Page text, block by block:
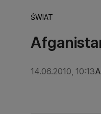
ŚWIAT
14.06.2010, 10:13